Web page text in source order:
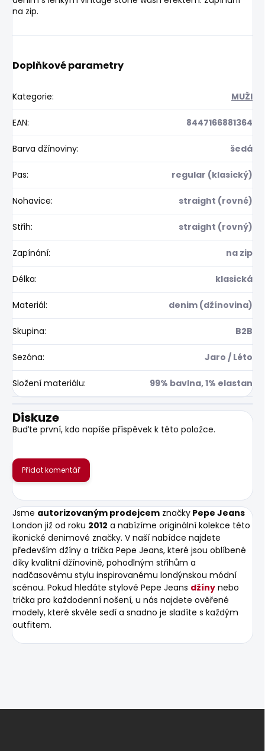
na zip.
Doplňkové parametry
Kategorie: MUŽI
EAN: 8447166881364
Barva džínoviny: šedá
Pas: regular (klasický)
Nohavice: straight (rovné)
Střih: straight (rovný)
Zapínání: na zip
Délka: klasická
Materiál: denim (džínovina)
Skupina: B2B
Sezóna: Jaro / Léto
Složení materiálu: 99% bavlna, 1% elastan
Diskuze
Buďte první, kdo napíše příspěvek k této položce.
Přidat komentář
Jsme autorizovaným prodejcem značky Pepe Jeans
London již od roku 2012 a nabízíme originální kolekce této
ikonické denimové značky. V naší nabídce najdete
především džíny a trička Pepe Jeans, které jsou oblíbené
díky kvalitní džínovině, pohodlným střihům a
nadčasovému stylu inspirovanému londýnskou módní
scénou. Pokud hledáte stylové Pepe Jeans džíny nebo
trička pro každodenní nošení, u nás najdete ověřené
modely, které skvěle sedí a snadno je sladíte s každým
outfitem.
Z